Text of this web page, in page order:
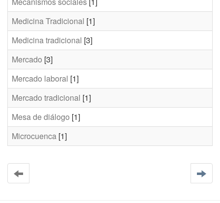
Medicina Tradicional [1]
Medicina tradicional [3]
Mercado [3]
Mercado laboral [1]
Mercado tradicional [1]
Mesa de diálogo [1]
Microcuenca [1]